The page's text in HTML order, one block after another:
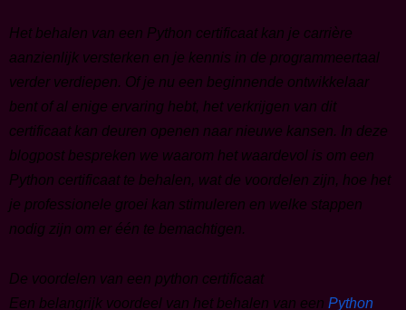
Het behalen van een Python certificaat kan je carrière
aanzienlijk versterken en je kennis in de programmeertaal
verder verdiepen. Of je nu een beginnende ontwikkelaar
bent of al enige ervaring hebt, het verkrijgen van dit
certificaat kan deuren openen naar nieuwe kansen. In deze
blogpost bespreken we waarom het waardevol is om een
Python certificaat te behalen, wat de voordelen zijn, hoe het
je professionele groei kan stimuleren en welke stappen
nodig zijn om er één te bemachtigen.
De voordelen van een python certificaat
Een belangrijk voordeel van het behalen van een Python